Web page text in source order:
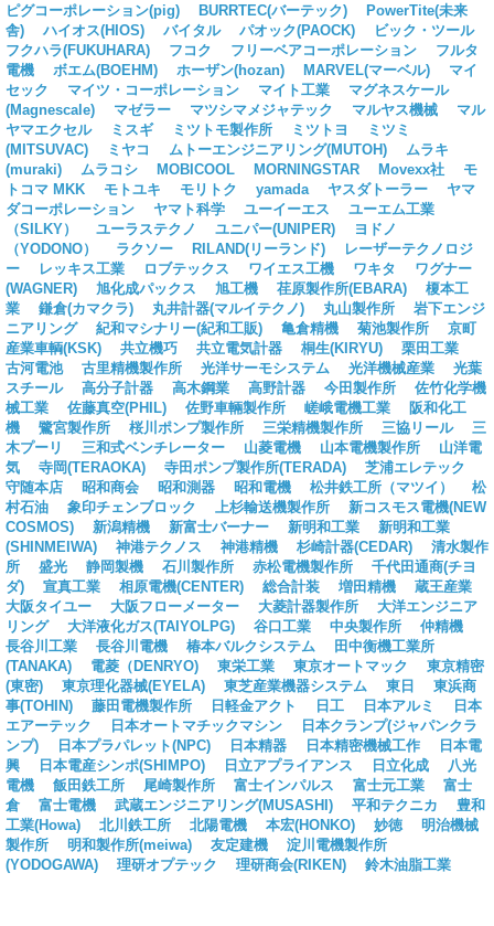
ピグコーポレーション(pig)
BURRTEC(バーテック)
PowerTite(未来
舎)
ハイオス(HIOS) バイタル パオック(PAOCK)
ビック・ツール
フクハラ(FUKUHARA)
フコク フリーベアコーポレーション
フルタ
電機
ボエム(BOEHM) ホーザン(hozan) MARVEL(マーベル)
マイ
セック
マイツ・コーポレーション マイト工業
マグネスケール
(Magnescale)
マゼラー マツシマメジャテック マルヤス機械
マル
ヤマエクセル
ミスギ ミツトモ製作所 ミツトヨ
ミツミ
(MITSUVAC)
ミヤコ ムトーエンジニアリング(MUTOH)
ムラキ
(muraki)
ムラコシ MOBICOOL MORNINGSTAR Movexx社
モ
トコマ MKK
モトユキ モリトク yamada ヤスダトーラー
ヤマ
ダコーポレーション
ヤマト科学 ユーイーエス
ユーエム工業
（SILKY）
ユーラステクノ ユニパー(UNIPER)
ヨドノ
（YODONO）
ラクソー RILAND(リーランド)
レーザーテクノロジ
ー
レッキス工業 ロブテックス ワイエス工機 ワキタ
ワグナー
(WAGNER)
旭化成パックス 旭工機 荏原製作所(EBARA)
榎本工
業
鎌倉(カマクラ) 丸井計器(マルイテクノ) 丸山製作所
岩下エンジ
ニアリング
紀和マシナリー(紀和工販) 亀倉精機 菊池製作所
京町
産業車輌(KSK)
共立機巧 共立電気計器 桐生(KIRYU)
栗田工業
古河電池
古里精機製作所 光洋サーモシステム 光洋機械産業
光葉
スチール
高分子計器 高木鋼業 高野計器 今田製作所
佐竹化学機
械工業
佐藤真空(PHIL) 佐野車輛製作所 嵯峨電機工業
阪和化工
機
鷺宮製作所 桜川ポンプ製作所 三栄精機製作所 三協リール
三
木プーリ
三和式ベンチレーター 山菱電機 山本電機製作所
山洋電
気
寺岡(TERAOKA) 寺田ポンプ製作所(TERADA)
芝浦エレテック
守随本店
昭和商会 昭和測器 昭和電機 松井鉄工所（マツイ）
松
村石油
象印チェンブロック 上杉輸送機製作所
新コスモス電機(NEW
COSMOS)
新潟精機 新富士バーナー 新明和工業
新明和工業
(SHINMEIWA)
神港テクノス 神港精機 杉崎計器(CEDAR)
清水製作
所
盛光 静岡製機 石川製作所 赤松電機製作所
千代田通商(チヨ
ダ)
宣真工業 相原電機(CENTER) 総合計装 増田精機
蔵王産業
大阪タイユー
大阪フローメーター 大菱計器製作所
大洋エンジニア
リング
大洋液化ガス(TAIYOLPG) 谷口工業 中央製作所
仲精機
長谷川工業
長谷川電機 椿本バルクシステム
田中衡機工業所
(TANAKA)
電菱（DENRYO) 東栄工業 東京オートマック
東京精密
(東密)
東京理化器械(EYELA) 東芝産業機器システム 東日
東浜商
事(TOHIN)
藤田電機製作所 日軽金アクト 日工 日本アルミ
日本
エアーテック
日本オートマチックマシン
日本クランプ(ジャパンクラ
ンプ)
日本プラパレット(NPC) 日本精器 日本精密機械工作
日本電
興
日本電産シンポ(SHIMPO) 日立アプライアンス 日立化成
八光
電機
飯田鉄工所 尾崎製作所 富士インパルス 富士元工業
富士
倉
富士電機 武蔵エンジニアリング(MUSASHI) 平和テクニカ
豊和
工業(Howa)
北川鉄工所 北陽電機 本宏(HONKO) 妙徳
明治機械
製作所
明和製作所(meiwa) 友定建機
淀川電機製作所
(YODOGAWA)
理研オプテック 理研商会(RIKEN) 鈴木油脂工業